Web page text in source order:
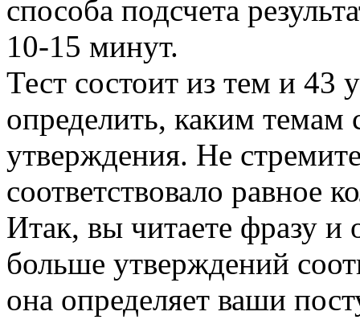
способа подсчета
10-15 минут.
Тест состоит из тем и
определить, каким темам
утверждения. Не
соответствовало равное
Итак, вы читаете фразу и
больше утверждений
она определяет ваши